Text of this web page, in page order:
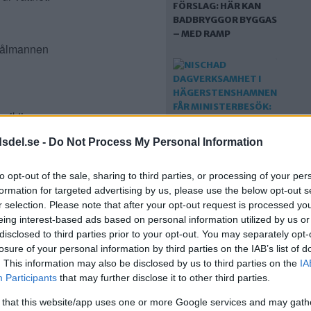
- Do Not Process My Personal Information
opt-out of the sale, sharing to third parties, or processing of your
for targeted advertising by us, please use the below opt-out
selection. Please note that after your opt-out request is processed
interest-based ads based on personal information utilized by us
to third parties prior to your opt-out. You may separately
of your personal information by third parties on the IAB’s list of
This information may also be disclosed by us to third parties on the
Participants that may further disclose it to other third parties.
that this website/app uses one or more Google services and may
riktig
skola
FÖRSLAG: HÄR KAN
BADBRYGGOR BYGGAS
– MED RAMP
NISCHAD
DAGVERKSAMHET I
HÄGERSTENSHAMNEN
FÅR MINISTERBESÖK:
VI HAR DET SOM
BEHÖVS